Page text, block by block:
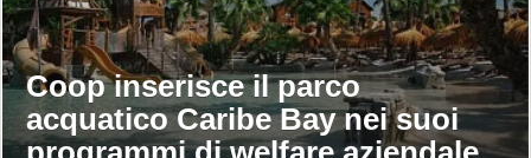
Coop inserisce il parco
acquatico Caribe Bay nei suoi